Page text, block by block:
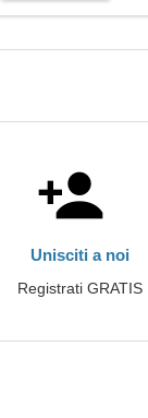
Unisciti a noi
Registrati GRATIS